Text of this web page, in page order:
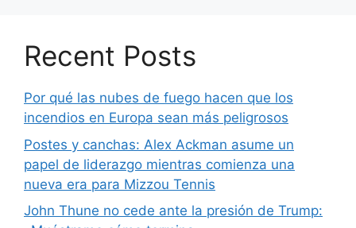
Recent Posts
Por qué las nubes de fuego hacen que los
incendios en Europa sean más peligrosos
Postes y canchas: Alex Ackman asume un
papel de liderazgo mientras comienza una
nueva era para Mizzou Tennis
John Thune no cede ante la presión de Trump: